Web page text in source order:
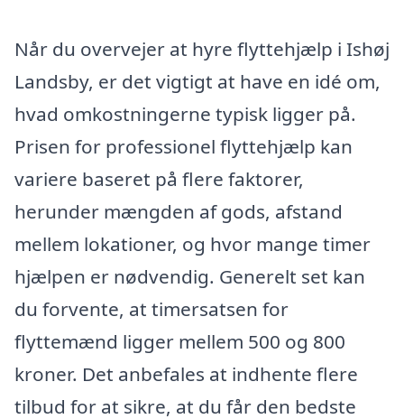
Når du overvejer at hyre flyttehjælp i Ishøj
Landsby, er det vigtigt at have en idé om,
hvad omkostningerne typisk ligger på.
Prisen for professionel flyttehjælp kan
variere baseret på flere faktorer,
herunder mængden af gods, afstand
mellem lokationer, og hvor mange timer
hjælpen er nødvendig. Generelt set kan
du forvente, at timersatsen for
flyttemænd ligger mellem 500 og 800
kroner. Det anbefales at indhente flere
tilbud for at sikre, at du får den bedste